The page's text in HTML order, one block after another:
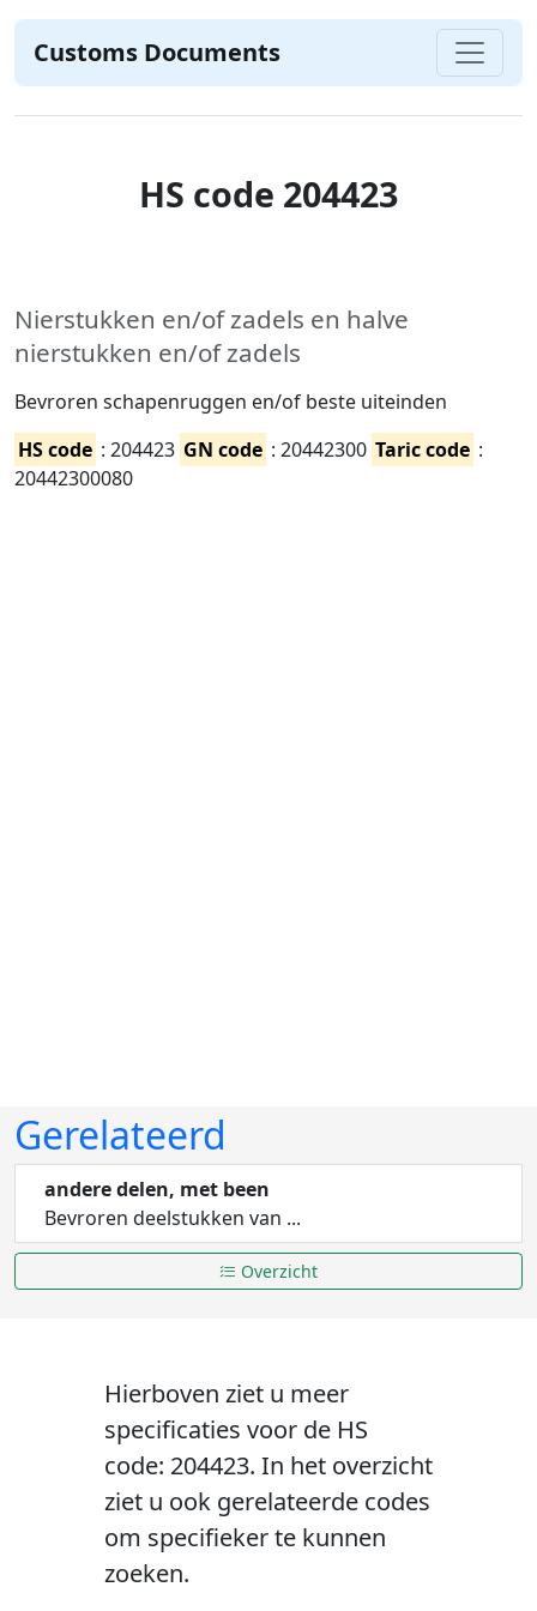
Customs Documents
HS code 204423
Nierstukken en/of zadels en halve
nierstukken en/of zadels
Bevroren schapenruggen en/of beste uiteinden
HS code : 204423 GN code : 20442300 Taric code :
20442300080
Gerelateerd
andere delen, met been
Bevroren deelstukken van ...
Overzicht
Hierboven ziet u meer
specificaties voor de HS
code: 204423. In het overzicht
ziet u ook gerelateerde codes
om specifieker te kunnen
zoeken.